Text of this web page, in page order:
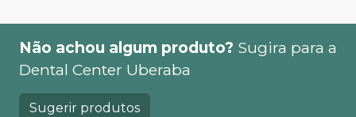
Não achou algum produto? Sugira para a
Dental Center Uberaba
Sugerir produtos